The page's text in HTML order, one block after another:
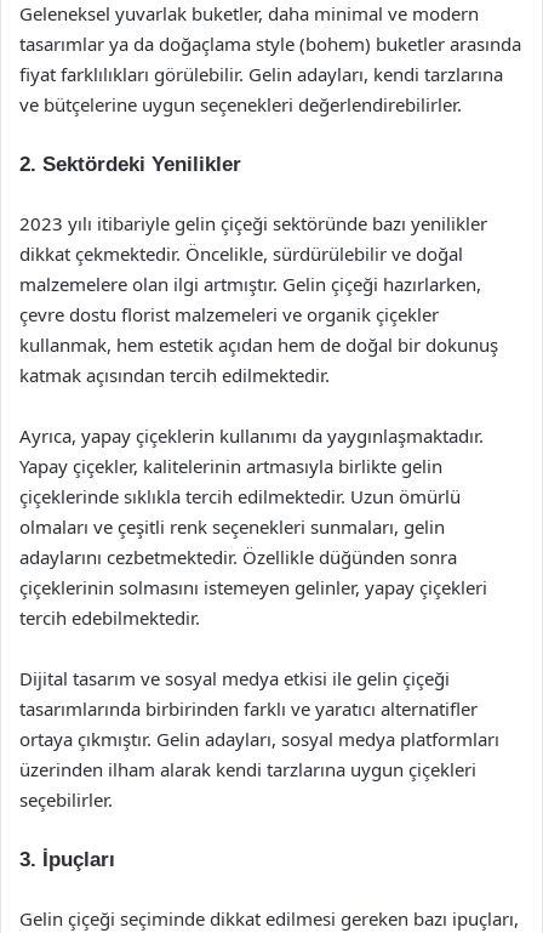
Geleneksel yuvarlak buketler, daha minimal ve modern
tasarımlar ya da doğaçlama style (bohem) buketler arasında
fiyat farklılıkları görülebilir. Gelin adayları, kendi tarzlarına
ve bütçelerine uygun seçenekleri değerlendirebilirler.
2. Sektördeki Yenilikler
2023 yılı itibariyle gelin çiçeği sektöründe bazı yenilikler
dikkat çekmektedir. Öncelikle, sürdürülebilir ve doğal
malzemelere olan ilgi artmıştır. Gelin çiçeği hazırlarken,
çevre dostu florist malzemeleri ve organik çiçekler
kullanmak, hem estetik açıdan hem de doğal bir dokunuş
katmak açısından tercih edilmektedir.
Ayrıca, yapay çiçeklerin kullanımı da yaygınlaşmaktadır.
Yapay çiçekler, kalitelerinin artmasıyla birlikte gelin
çiçeklerinde sıklıkla tercih edilmektedir. Uzun ömürlü
olmaları ve çeşitli renk seçenekleri sunmaları, gelin
adaylarını cezbetmektedir. Özellikle düğünden sonra
çiçeklerinin solmasını istemeyen gelinler, yapay çiçekleri
tercih edebilmektedir.
Dijital tasarım ve sosyal medya etkisi ile gelin çiçeği
tasarımlarında birbirinden farklı ve yaratıcı alternatifler
ortaya çıkmıştır. Gelin adayları, sosyal medya platformları
üzerinden ilham alarak kendi tarzlarına uygun çiçekleri
seçebilirler.
3. İpuçları
Gelin çiçeği seçiminde dikkat edilmesi gereken bazı ipuçları,